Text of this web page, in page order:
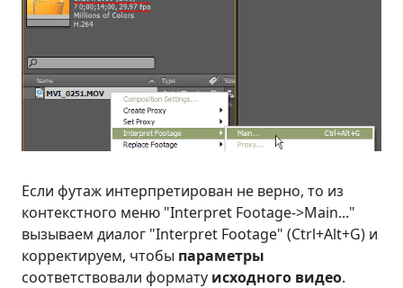
Если футаж интерпретирован не верно, то из
контекстного меню "Interpret Footage->Main..."
вызываем диалог "Interpret Footage" (Ctrl+Alt+G) и
корректируем, чтобы параметры
соответствовали формату исходного видео.